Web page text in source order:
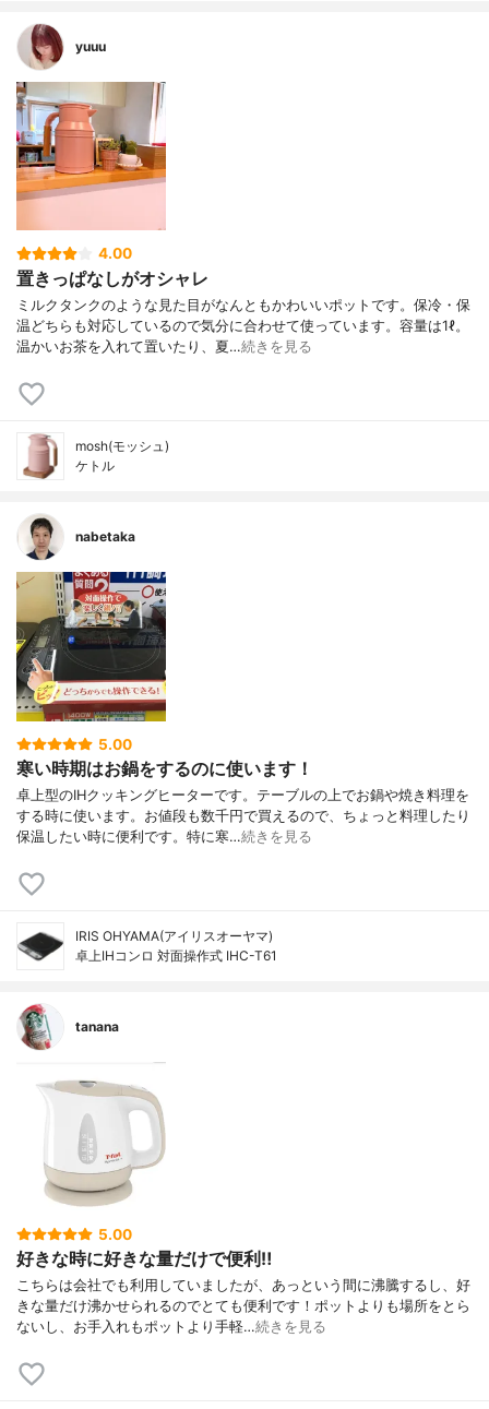
yuuu
4.00
置きっぱなしがオシャレ
ミルクタンクのような見た目がなんともかわいいポットです。保冷・保
温どちらも対応しているので気分に合わせて使っています。容量は1ℓ。
温かいお茶を入れて置いたり、夏…続きを見る
mosh(モッシュ)
ケトル
nabetaka
5.00
寒い時期はお鍋をするのに使います！
卓上型のIHクッキングヒーターです。テーブルの上でお鍋や焼き料理を
する時に使います。お値段も数千円で買えるので、ちょっと料理したり
保温したい時に便利です。特に寒…続きを見る
IRIS OHYAMA(アイリスオーヤマ)
卓上IHコンロ 対面操作式 IHC-T61
tanana
5.00
好きな時に好きな量だけで便利‼︎
こちらは会社でも利用していましたが、あっという間に沸騰するし、好
きな量だけ沸かせられるのでとても便利です！ポットよりも場所をとら
ないし、お手入れもポットより手軽…続きを見る